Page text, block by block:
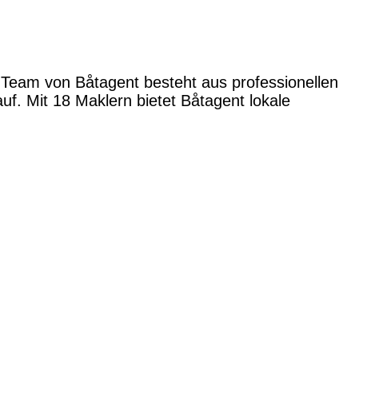
von Båtagent besteht aus professionellen
Mit 18 Maklern bietet Båtagent lokale